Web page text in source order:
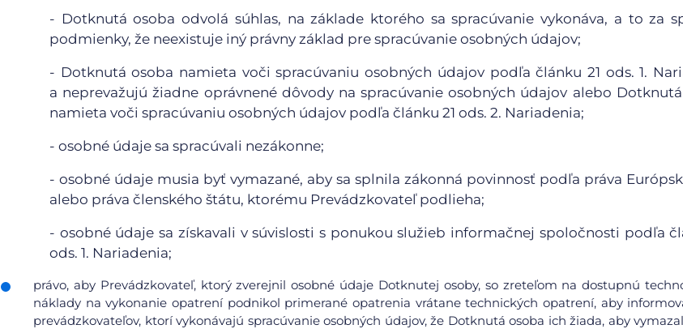
- Dotknutá osoba odvolá súhlas, na základe ktorého sa spracúvanie vykonáva, a to za
podmienky, že neexistuje iný právny základ pre spracúvanie osobných údajov;
- Dotknutá osoba namieta voči spracúvaniu osobných údajov podľa článku 21 ods. 1.
a neprevažujú žiadne oprávnené dôvody na spracúvanie osobných údajov alebo
namieta voči spracúvaniu osobných údajov podľa článku 21 ods. 2. Nariadenia;
- osobné údaje sa spracúvali nezákonne;
- osobné údaje musia byť vymazané, aby sa splnila zákonná povinnosť podľa práva
alebo práva členského štátu, ktorému Prevádzkovateľ podlieha;
- osobné údaje sa získavali v súvislosti s ponukou služieb informačnej spoločnosti podľa
ods. 1. Nariadenia;
právo, aby Prevádzkovateľ, ktorý zverejnil osobné údaje Dotknutej osoby, so zreteľom na dostupnú
náklady na vykonanie opatrení podnikol primerané opatrenia vrátane technických opatrení, aby
prevádzkovateľov, ktorí vykonávajú spracúvanie osobných údajov, že Dotknutá osoba ich žiada, aby